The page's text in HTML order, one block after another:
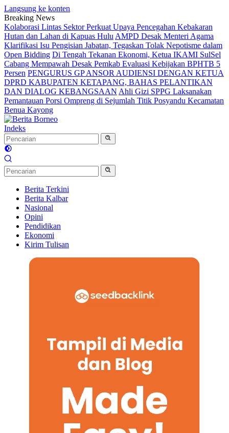
Langsung ke konten
Breaking News
Kolaborasi Lintas Sektor Perkuat Upaya Pencegahan Kebakaran
Hutan dan Lahan di Kapuas Hulu AMPD Desak Menteri Agama
Klarifikasi Isu Pengisian Jabatan, Tegaskan Tolak Nepotisme dalam
Open Bidding Di Tengah Tekanan Ekonomi, Ketua IKAMI SulSel
Cabang Mempawah Desak Pemkab Evaluasi Kebijakan BPHTB 5
Persen PENGURUS GP ANSOR AUDIENSI DENGAN KETUA
DPRD KABUPATEN KETAPANG, BAHAS PELANTIKAN
DAN DIALOG KEBANGSAAN Ahli Gizi SPPG Laksanakan
Pemantauan Porsi Ompreng di Sejumlah Titik Posyandu Kecamatan
Benua Kayong
Indeks
Berita Terkini
Berita Kalbar
Nasional
Opini
Pendidikan
Ekonomi
Kirim Tulisan